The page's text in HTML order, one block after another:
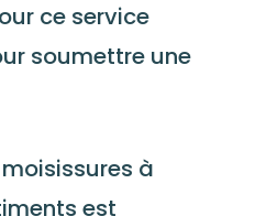
ce service
soumettre une
à
est